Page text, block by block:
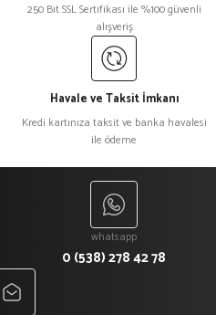
250 Bit SSL Sertifikası ile %100 güvenli
alışveriş
Havale ve Taksit İmkanı
Kredi kartınıza taksit ve banka havalesi
ile ödeme
whatsapp
0 (538) 278 42 78